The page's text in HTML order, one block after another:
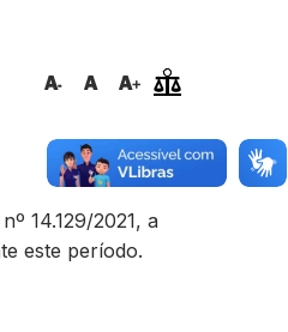
14.129/2021, a
este período.